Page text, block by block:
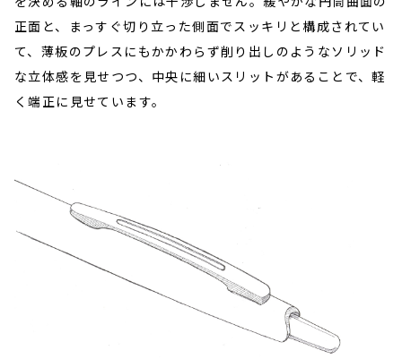
正面と、まっすぐ切り立った側面でスッキリと構成されてい
て、薄板のプレスにもかかわらず削り出しのようなソリッド
な立体感を見せつつ、中央に細いスリットがあることで、軽
く端正に見せています。